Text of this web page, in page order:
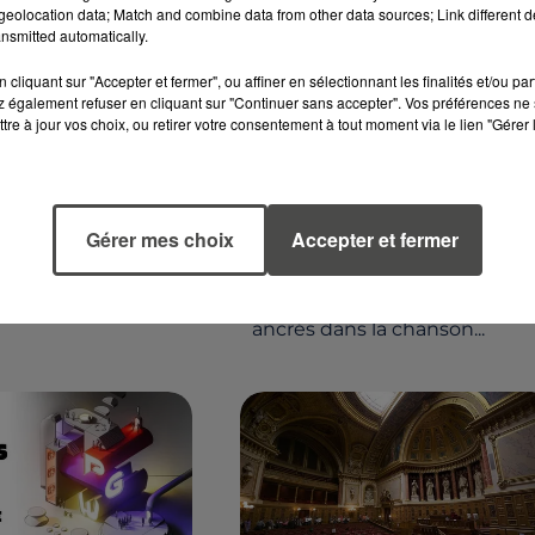
: LA
LES PAYS DE
DE...
étude
55 % des
comme dans
CHANTEUR
COSTARMORICAIN,
INTERPRÈTE DE « MARIE
l'auteur-compositeur-
interprète Anthony Chaplain
s’est éteint à 42 ans, laissant
ancrés dans la chanson...
data; Match and combine data from other data sources; Link different
automatically.
cliquant sur "Accepter et fermer", ou affiner en sélectionnant les finalités et/ou
également refuser en cliquant sur "Continuer sans accepter". Vos préférences
à jour vos choix, ou retirer votre consentement à tout moment via le lien
Gérer mes choix Accepter et fermer